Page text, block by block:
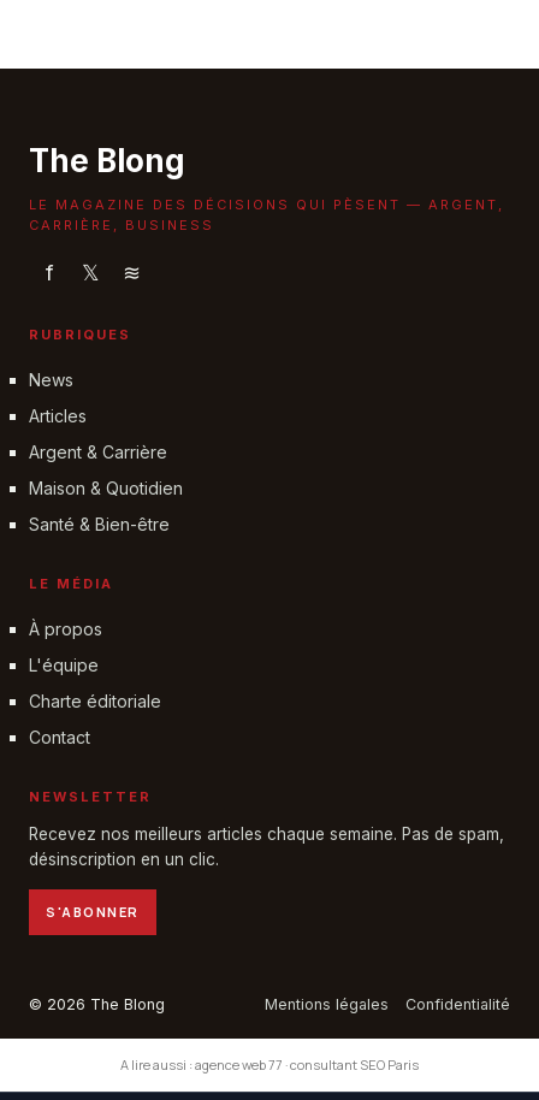
The Blong
LE MAGAZINE DES DÉCISIONS QUI PÈSENT — ARGENT,
CARRIÈRE, BUSINESS
f 𝕏 ≋
RUBRIQUES
News
Articles
Argent & Carrière
Maison & Quotidien
Santé & Bien-être
LE MÉDIA
À propos
L'équipe
Charte éditoriale
Contact
NEWSLETTER
Recevez nos meilleurs articles chaque semaine. Pas de spam,
désinscription en un clic.
S'ABONNER
© 2026 The Blong Mentions légales Confidentialité
A lire aussi : agence web 77 ·consultant SEO Paris